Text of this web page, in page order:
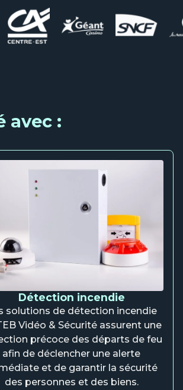
avec :
Détection incendie
solutions de détection incendie
Vidéo & Sécurité assurent une
précoce des départs de feu
afin de déclencher une alerte
et de garantir la sécurité
des personnes et des biens.